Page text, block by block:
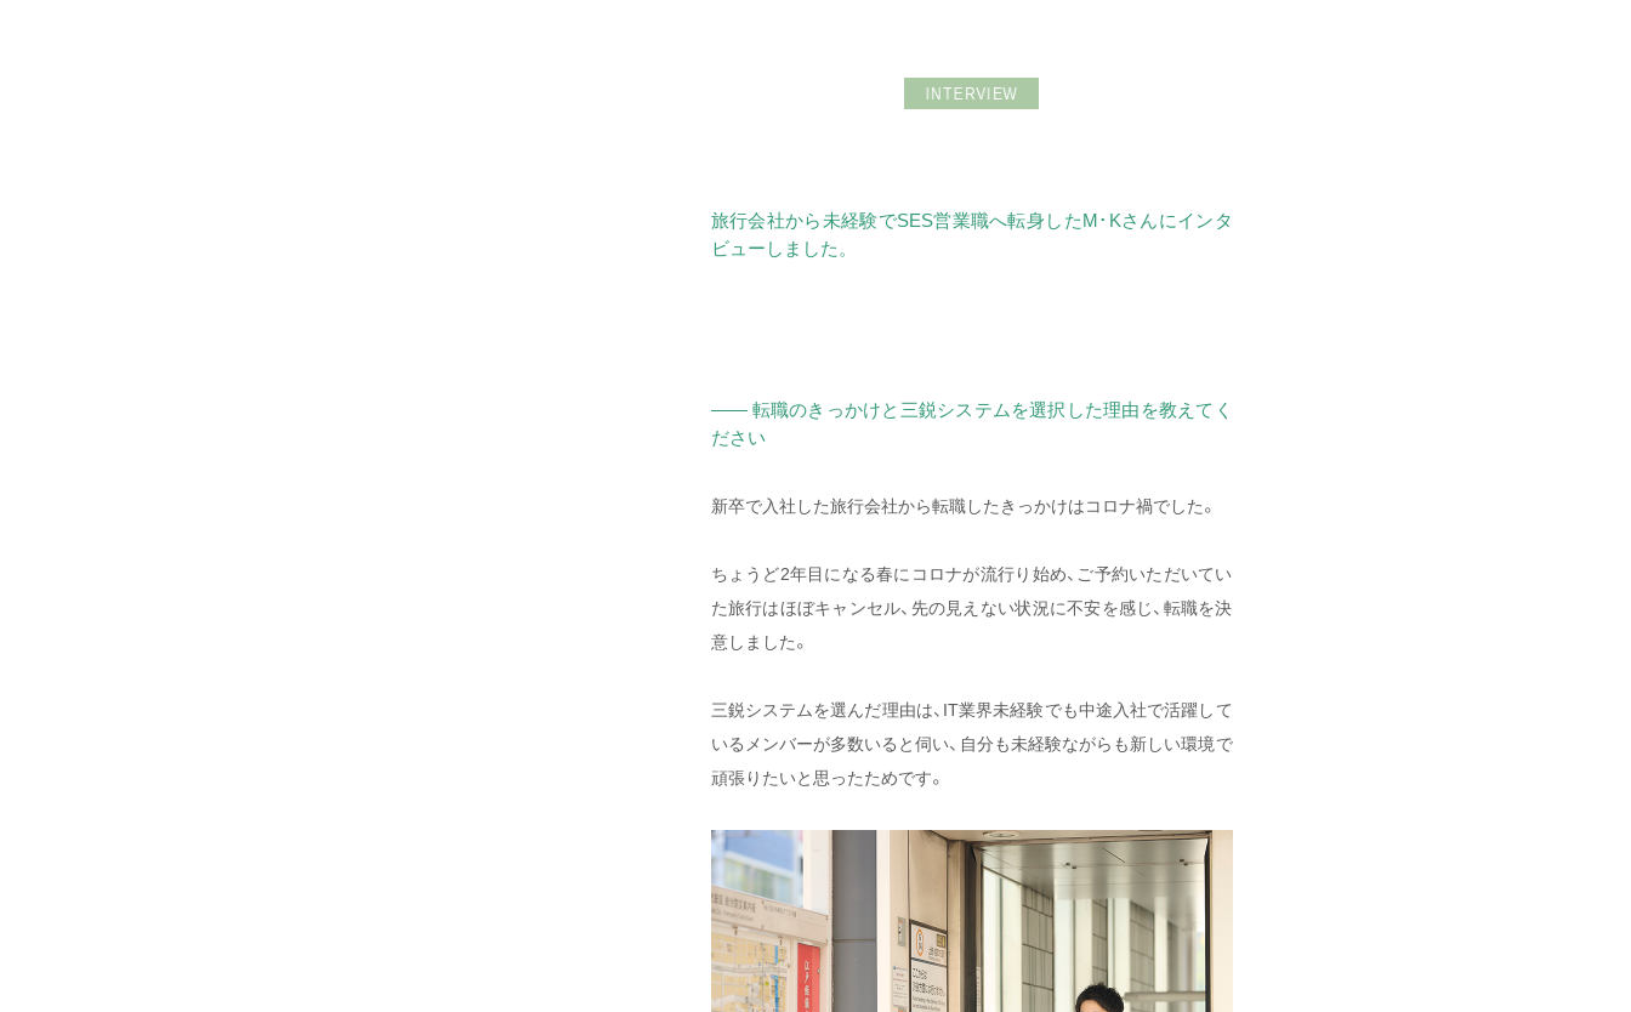
INTERVIEW
旅行会社から未経験でSES営業職へ転身したM･Kさんにインタ
ビューしました。
—— 転職のきっかけと三鋭システムを選択した理由を教えてく
ださい
新卒で入社した旅行会社から転職したきっかけはコロナ禍でした。
ちょうど2年目になる春にコロナが流行り始め、ご予約いただいてい
た旅行はほぼキャンセル、先の見えない状況に不安を感じ、転職を決
意しました。
三鋭システムを選んだ理由は、IT業界未経験でも中途入社で活躍して
いるメンバーが多数いると伺い、自分も未経験ながらも新しい環境で
頑張りたいと思ったためです。